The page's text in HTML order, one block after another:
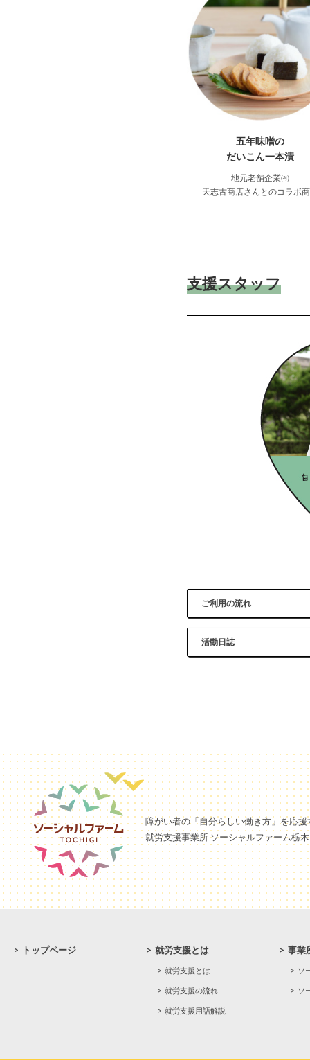
五年味噌の
だいこん一本漬
地元老舗企業㈲
天志古商店さんとのコラボ
支援スタッフ
ご利用の流れ
活動日誌
障がい者の「自分らしい働き方」を応援
就労支援事業所 ソーシャルファーム栃木
> トップページ > 就労支援とは
> 就労支援とは
> 就労支援の流れ
> 就労支援用語解説
> 事業
> ソ
> ソ